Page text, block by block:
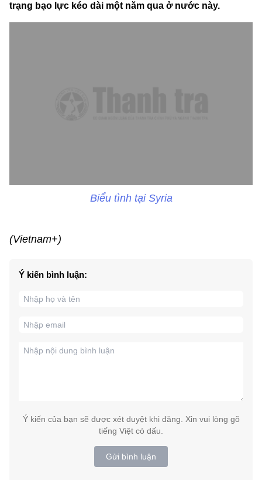
trạng bạo lực kéo dài một năm qua ở nước này.
Biểu tình tại Syria
(Vietnam+)
Ý kiến bình luận:
Ý kiến của bạn sẽ được xét duyệt khi đăng. Xin vui lòng gõ
tiếng Việt có dấu.
Gửi bình luận